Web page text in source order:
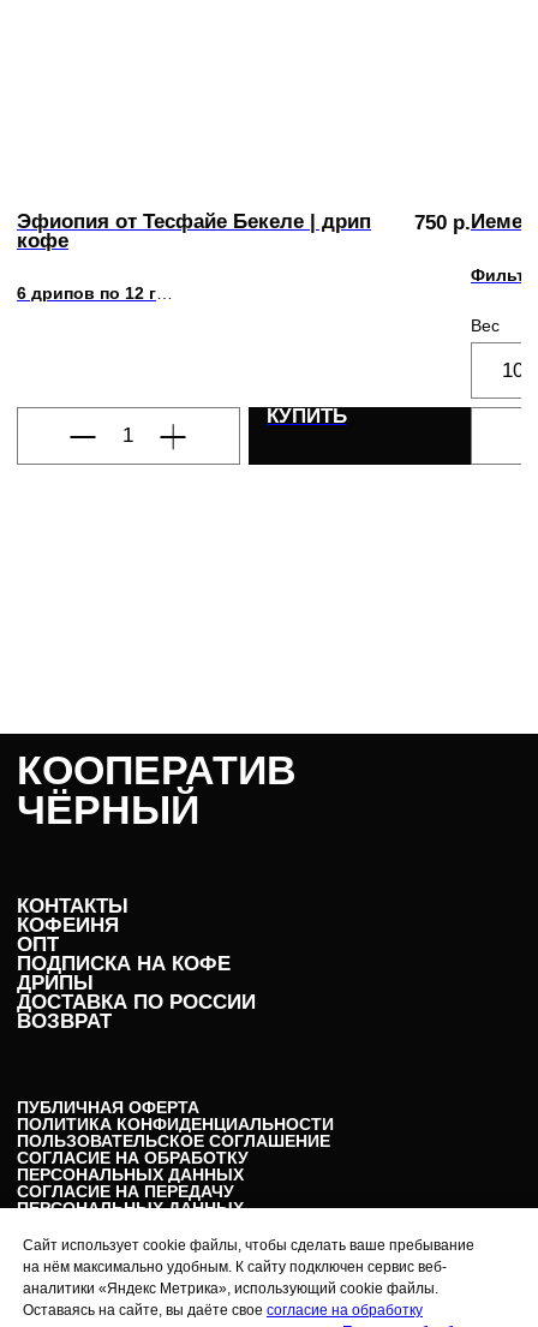
Эфиопия от Тесфайе Бекеле | дрип
кофе
6 дрипов по 12 г
750 р.
КУПИТЬ
Вес
100
Сайт использует cookie файлы, чтобы сделать ваше пребывание
на нём максимально удобным. К сайту подключен сервис веб-
аналитики «Яндекс Метрика», использующий cookie файлы.
Оставаясь на сайте, вы даёте свое согласие на обработку
КООПЕРАТИВ
ЧЁРНЫЙ
КОНТАКТЫ
КОФЕЙНЯ
ОПТ
ПОДПИСКА НА КОФЕ
ДРИПЫ
ДОСТАВКА ПО РОССИИ
ВОЗВРАТ
ПУБЛИЧНАЯ ОФЕРТА
ПОЛИТИКА КОНФИДЕНЦИАЛЬНОСТИ
ПОЛЬЗОВАТЕЛЬСКОЕ СОГЛАШЕНИЕ
СОГЛАСИЕ НА ОБРАБОТКУ
ПЕРСОНАЛЬНЫХ ДАННЫХ
СОГЛАСИЕ НА ПЕРЕДАЧУ
ПЕРСОНАЛЬНЫХ ДАННЫХ
Подписаться на рассылку